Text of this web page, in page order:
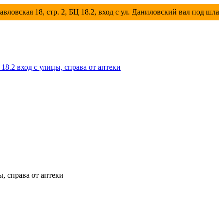
18, стр. 2, БЦ 18.2, вход с ул. Даниловский вал под
вход с улицы, справа от аптеки
справа от аптеки